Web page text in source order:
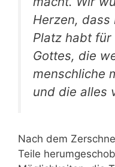
Herzen, dass
Platz habt für
Gottes, die
menschliche
und die alles
Nach dem
Teile